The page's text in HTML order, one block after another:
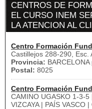
CENTROS DE
EL CURSO INEM
LA ATENCION AL
Centro Formación
Castillejos 288-290, Esc.
Provincia:
Postal: 8025
Centro Formación
CAMINO UGASKO 1-3-5
VIZCAYA | PAÍS VASCO |